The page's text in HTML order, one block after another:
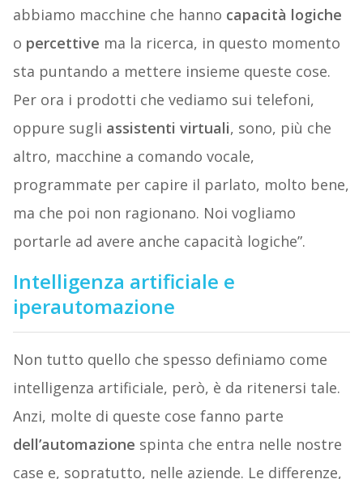
abbiamo macchine che hanno capacità logiche
o percettive ma la ricerca, in questo momento
sta puntando a mettere insieme queste cose.
Per ora i prodotti che vediamo sui telefoni,
oppure sugli assistenti virtuali, sono, più che
altro, macchine a comando vocale,
programmate per capire il parlato, molto bene,
ma che poi non ragionano. Noi vogliamo
portarle ad avere anche capacità logiche”.
Intelligenza artificiale e
iperautomazione
Non tutto quello che spesso definiamo come
intelligenza artificiale, però, è da ritenersi tale.
Anzi, molte di queste cose fanno parte
dell’automazione spinta che entra nelle nostre
case e, sopratutto, nelle aziende. Le differenze,